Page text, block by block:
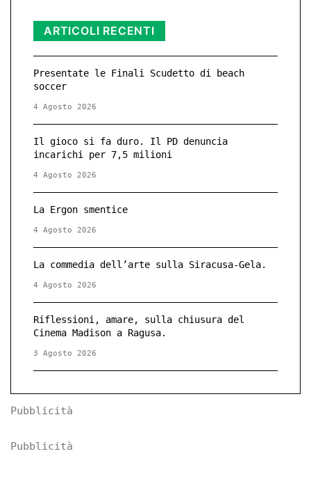
ARTICOLI RECENTI
Presentate le Finali Scudetto di beach
soccer
4 Agosto 2026
Il gioco si fa duro. Il PD denuncia
incarichi per 7,5 milioni
4 Agosto 2026
La Ergon smentice
4 Agosto 2026
La commedia dell’arte sulla Siracusa-Gela.
4 Agosto 2026
Riflessioni, amare, sulla chiusura del
Cinema Madison a Ragusa.
3 Agosto 2026
Pubblicità
Pubblicità